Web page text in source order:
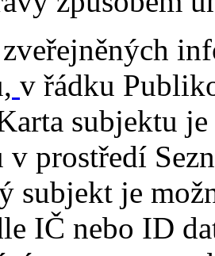
zveřejněných
v řádku
subjektu
v prostředí
subjekt je
IČ nebo ID